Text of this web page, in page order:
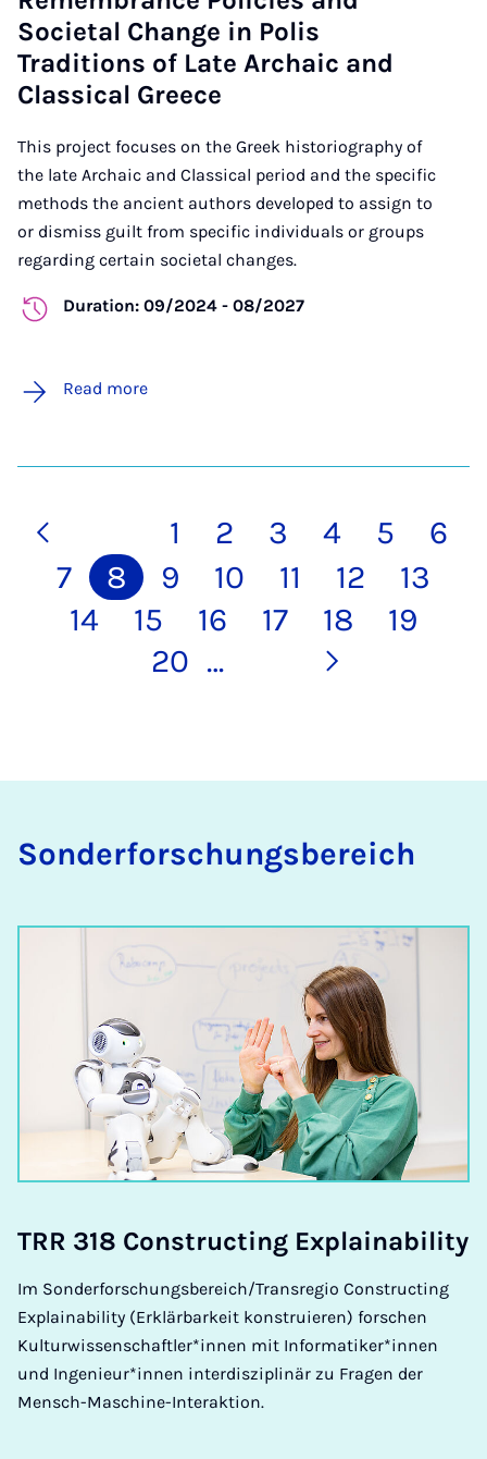
Societal Change in Polis
Traditions of Late Archaic and
Classical Greece
This project focuses on the Greek historiography of
the late Archaic and Classical period and the specific
methods the ancient authors developed to assign to
or dismiss guilt from specific individuals or groups
regarding certain societal changes.
Duration: 09/2024 - 08/2027
Read more
1 2 3 4 5
6
7
8 9 10 11 12
13
14
15 16 17 18
19
20 …
Sonderforschungsbereich
TRR 318 Con­­­struc­t­ing Ex­­­plain­a­bi­li­ty
Im Sonderforschungsbereich/Transregio Constructing
Explainability (Erklärbarkeit konstruieren) forschen
Kulturwissenschaftler*innen mit Informatiker*innen
und Ingenieur*innen interdisziplinär zu Fragen der
Mensch-Maschine-Interaktion.